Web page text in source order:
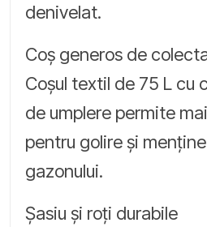
denivelat.
Coș generos de
Coșul textil de 75 L cu
de umplere permite
pentru golire și
gazonului.
Șasiu și roți durabile